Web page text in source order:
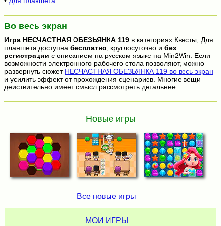
Во весь экран
Игра НЕСЧАСТНАЯ ОБЕЗЬЯНКА 119в категориях Квесты, Для
планшета доступна бесплатно , круглосуточно и без
регистрации с описанием на русском языке на Min2Win. Если
возможности электронного рабочего стола позволяют, можно
развернуть сюжет НЕСЧАСТНАЯ ОБЕЗЬЯНКА 119 во весь экран
и усилить эффект от прохождения сценариев. Многие вещи
действительно имеет смысл рассмотреть детальнее.
Новые игры
Все новые игры
МОИ ИГРЫ